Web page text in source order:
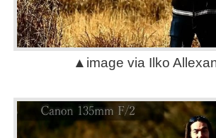
▲image via Ilko